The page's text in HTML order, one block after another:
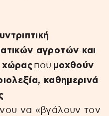
αγροτών και
χώρας που μοχθούν
καθημερινά
να «βγάλουν τον